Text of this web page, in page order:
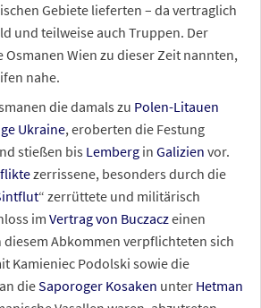
Gebiete lieferten – da vertraglich
und teilweise auch Truppen. Der
Osmanen Wien zu dieser Zeit nannten,
nahe.
die damals zu Polen-Litauen
Ukraine, eroberten die Festung
stießen bis Lemberg in Galizien vor.
zerrissene, besonders durch die
“ zerrüttete und militärisch
im Vertrag von Buczaczeinen
Abkommen verpflichteten sich
Kamieniec Podolski sowie die
dieSaporoger Kosaken unter Hetman